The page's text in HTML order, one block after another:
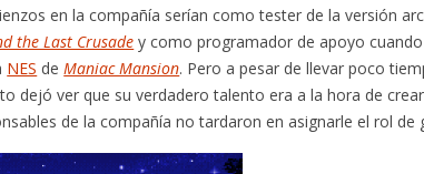
en la compañía serían como tester de la versión
the Last Crusade y como programador de apoyo
NES deManiac Mansion. Pero a pesar de llevar poco
dejó ver que su verdadero talento era a la hora de
de la compañía no tardaron en asignarle el rol de